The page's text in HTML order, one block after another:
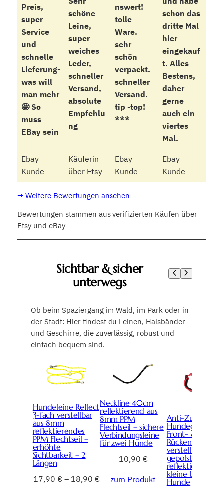
Preis,
super
Service
und
schnelle
Lieferung-
was will
man mehr
🤩 So
muss
EBay sein
schöne
Leine,
super
weiches
Leder,
schneller
Versand,
absolute
Empfehlu
ng
nswert!
tolle
Ware.
sehr
schön
verpackt.
schneller
Versand.
tip -top!
***
schon das
dritte Mal
hier
eingekauf
t. Alles
Bestens,
daher
gerne
auch ein
viertes
Mal.
Ebay
Kunde
Käuferin
über Etsy
Ebay
Kunde
Ebay
Kunde
→ Weitere Bewertungen ansehen
Bewertungen stammen aus verifizierten Käufen über
Etsy und eBay
Sichtbar & sicher
unterwegs
Ob beim Spaziergang im Wald, im Park oder in
der Stadt: Hier findest du Leinen, Halsbänder
und Geschirre, die zuverlässig, robust und
einfach bequem sind.
Hundeleine Reflect
3-fach verstellbar
aus 8mm
reflektierendes
PPM Flechtseil –
erhöhte
Sichtbarkeit – 2
Längen
17,90 € – 18,90 €
Neckline 40cm
reflektierend aus
8mm PPM
Flechtseil – sichere
Verbindungsleine
für zwei Hunde
10,90 €
zum Produkt
Anti-Zug
Hundegeschirr
Front- &
Rückenclip
verstellbar mit
gepolstert und
reflektierend für
kleine bis große
Hunde